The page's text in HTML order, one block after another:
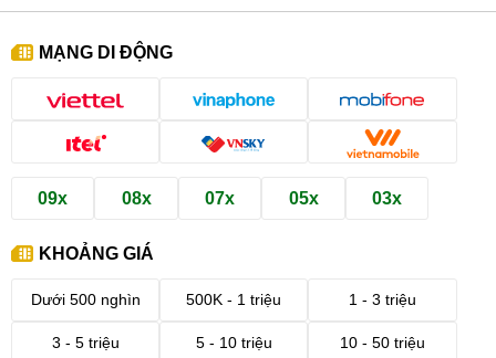
MẠNG DI ĐỘNG
09x 08x 07x 05x 03x
KHOẢNG GIÁ
Dưới 500 nghìn 500K - 1 triệu 1 - 3 triệu
3 - 5 triệu 5 - 10 triệu 10 - 50 triệu